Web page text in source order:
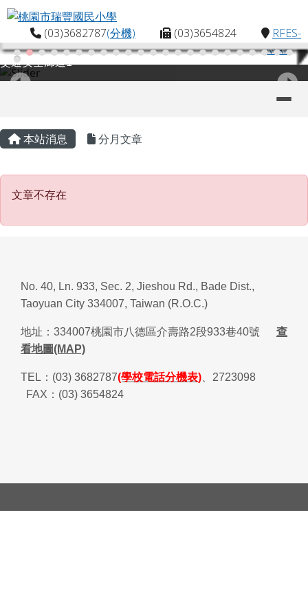
跳至主內容區
桃園市瑞豐國民小學
(03)3682787(分機) (03)3654824
RFES-
MAP
交通安全廊道1
主內容區域
本站消息 分月文章
文章不存在
文章不存在
頁尾區域
No. 40, Ln. 933, Sec. 2, Jieshou Rd., Bade Dist.,
Taoyuan City 334007, Taiwan (R.O.C.)
地址： 334007桃園市八德區介壽路2段933巷40號
查
看地圖(MAP)
TEL ： (03) 3682787(學校電話分機表)
2723098
FAX ： (03) 3654824